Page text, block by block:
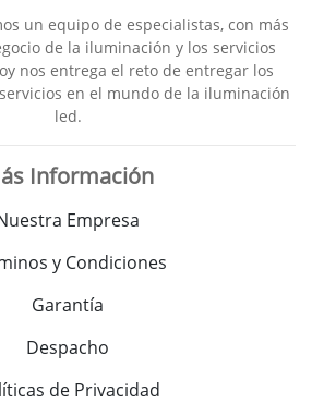
un equipo de especialistas, con más
de la iluminación y los servicios
nos entrega el reto de entregar los
en el mundo de la iluminación
led.
Información
Empresa
y Condiciones
Garantía
Despacho
de Privacidad